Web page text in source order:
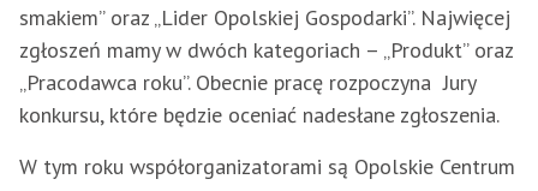
smakiem” oraz „Lider Opolskiej Gospodarki”. Najwięcej
zgłoszeń mamy w dwóch kategoriach – „Produkt” oraz
„Pracodawca roku”. Obecnie pracę rozpoczyna Jury
konkursu, które będzie oceniać nadesłane zgłoszenia.
W tym roku współorganizatorami są Opolskie Centrum